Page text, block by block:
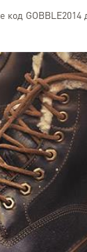
GOBBLE2014